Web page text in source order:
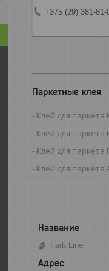
+375 (29) 381-81-
Паркетные клея
Клей для паркета
Клей для паркета
Клей для паркета
Клей для паркета
Farb Line